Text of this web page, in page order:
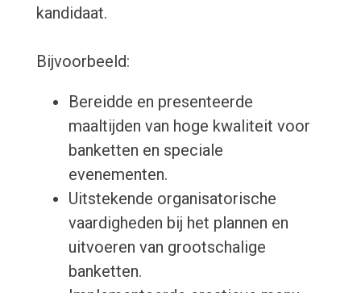
kandidaat.
Bijvoorbeeld:
Bereidde en presenteerde
maaltijden van hoge kwaliteit voor
banketten en speciale
evenementen.
Uitstekende organisatorische
vaardigheden bij het plannen en
uitvoeren van grootschalige
banketten.